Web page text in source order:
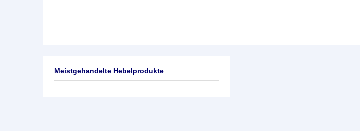
Meistgehandelte Hebelprodukte